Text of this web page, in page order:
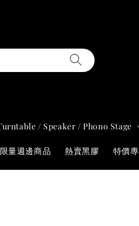
/ Speaker / Phono Stage
量週邊商品 熱賣黑膠 特價